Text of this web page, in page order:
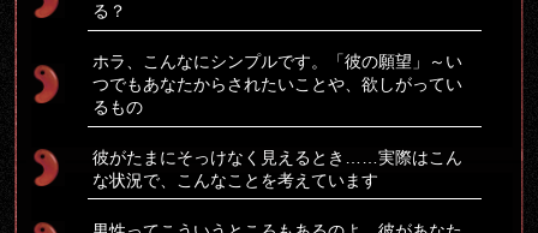
る？
ホラ、こんなにシンプルです。「彼の願望」～い
つでもあなたからされたいことや、欲しがってい
るもの
彼がたまにそっけなく見えるとき……実際はこん
な状況で、こんなことを考えています